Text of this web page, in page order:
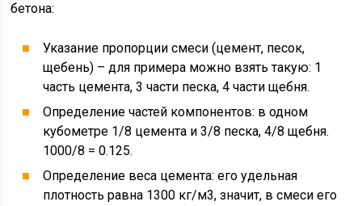
бетона:
Указание пропорции смеси (цемент, песок,
щебень) – для примера можно взять такую: 1
часть цемента, 3 части песка, 4 части щебня.
Определение частей компонентов: в одном
кубометре 1/8 цемента и 3/8 песка, 4/8 щебня.
1000/8 = 0.125.
Определение веса цемента: его удельная
плотность равна 1300 кг/м3, значит, в смеси его